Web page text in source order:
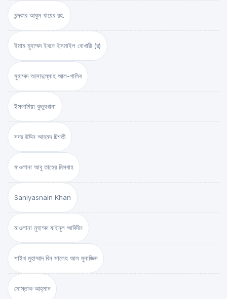
খন্দকার আবুল খায়ের রহ.
ইমাম মুহাম্মদ ইবনে ইসমাইল বোখারী (র)
মুহাম্মদ আসাদুল্লাহ আল-গালিব
ইসলামিয়া কুতুবখানা
সদর উদ্দিন আহমদ চিশতী
মাওলানা আবু তাহের মিসবাহ
Saniyasnain Khan
মাওলানা মুহাম্মদ যাইনুল আবিদীন
শাইখ মুহাম্মাদ বিন সালেহ আল মুনাজ্জিদ
মোস্তাক আহ্‌মাদ